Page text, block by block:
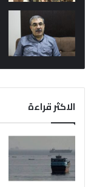
الاكثر قراءة